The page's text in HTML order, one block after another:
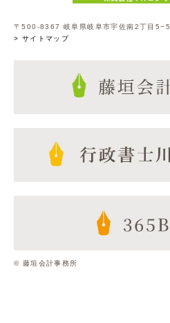
〒500-8367 岐阜県岐阜市宇佐南2丁目5−5
> サイトマップ
© 藤垣会計事務所